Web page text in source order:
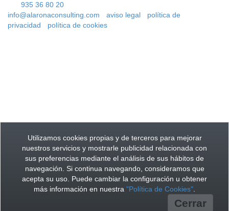
935 36 80 20
info@alaronaconsulting.com
aviso legal
política de
privacidad
política de cookies
Utilizamos cookies propias y de terceros para mejorar
nuestros servicios y mostrarle publicidad relacionada con
sus preferencias mediante el análisis de sus hábitos de
navegación. Si continua navegando, consideramos que
acepta su uso. Puede cambiar la configuración u obtener
más información en nuestra "Política de Cookies"
Cerrar